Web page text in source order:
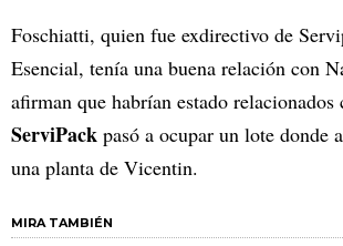
Foschiatti, quien fue exdirectivo de
Esencial, tenía una buena relación con
afirman que habrían estado relacionados
ServiPack pasó a ocupar un lote donde
una planta de Vicentin.
MIRA TAMBIÉN